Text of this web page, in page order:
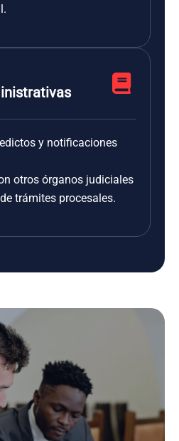
y notificaciones
otros órganos judiciales
trámites procesales.